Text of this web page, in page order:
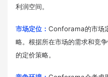
利润空间。
市场定位： Conforama的市场
略。根据所在市场的需求和竞
的定价策略。